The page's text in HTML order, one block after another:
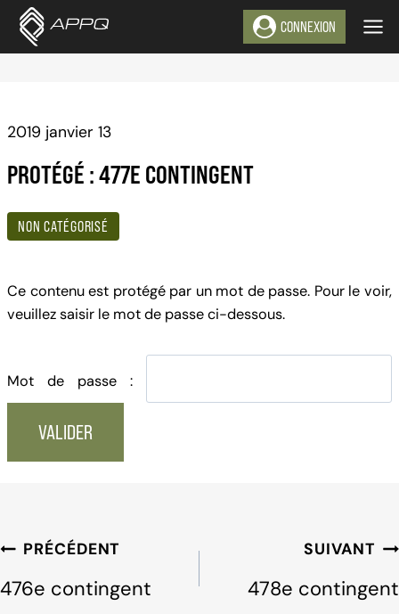
Aller
CONNEXION
NON CATÉGORISÉ
PROTÉGÉ : 477E CONTINGENT
2019 janvier 13
Ce contenu est protégé par un mot de passe. Pour le voir,
veuillez saisir le mot de passe ci-dessous.
Mot de passe :
Navigation
l'article
PRÉCÉDENT
476e contingent
SUIVANT
478e contingent